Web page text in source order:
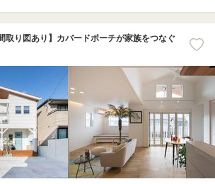
取り図あり】カバードポーチが家族をつなぐ